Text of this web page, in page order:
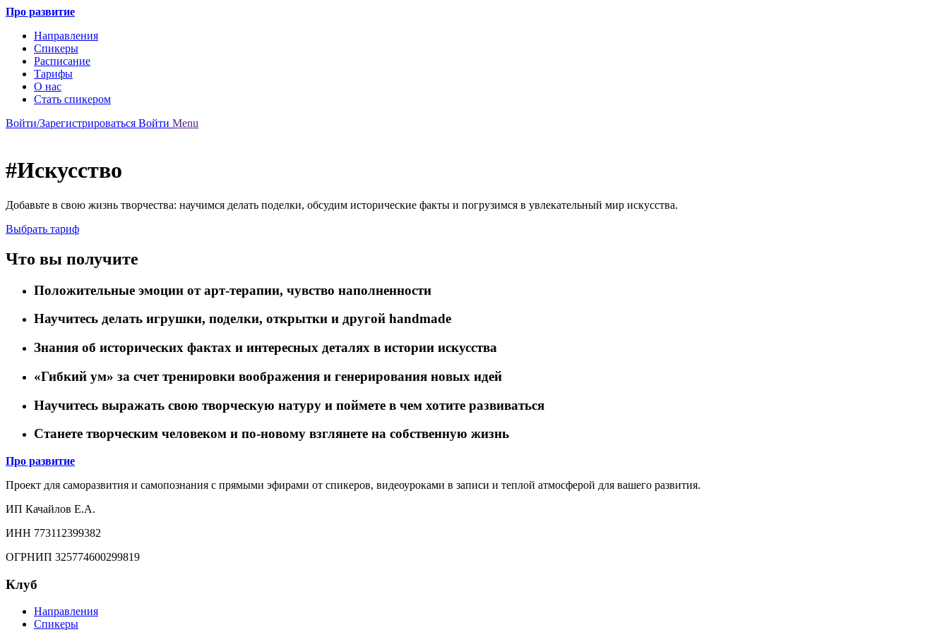
Про развитие
Направления
Спикеры
Расписание
Тарифы
О нас
Стать спикером
Войти/Зарегистрироваться Войти Menu
#Искусство
Добавьте в свою жизнь творчества: научимся делать поделки, обсудим исторические факты и погрузимся в увлекательный мир искусства.
Выбрать тариф
Что вы получите
Положительные эмоции от арт-терапии, чувство наполненности
Научитесь делать игрушки, поделки, открытки и другой handmade
Знания об исторических фактах и интересных деталях в истории искусства
«Гибкий ум» за счет тренировки воображения и генерирования новых идей
Научитесь выражать свою творческую натуру и поймете в чем хотите развиваться
Станете творческим человеком и по-новому взглянете на собственную жизнь
Про развитие
Проект для саморазвития и самопознания с прямыми эфирами от спикеров, видеоуроками в записи и теплой атмосферой для вашего развития.
ИП Качайлов Е.А.
ИНН 773112399382
ОГРНИП 325774600299819
Клуб
Направления
Спикеры